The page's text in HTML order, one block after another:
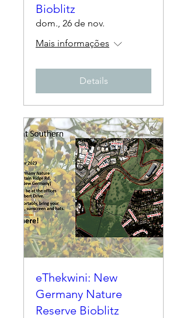
Bioblitz
dom., 26 de nov.
Mais informações
Details
eThekwini: New
Germany Nature
Reserve Bioblitz